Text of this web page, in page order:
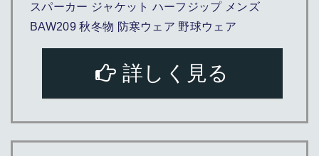
スパーカー ジャケット ハーフジップ メンズ
BAW209 秋冬物 防寒ウェア 野球ウェア
詳しく見る